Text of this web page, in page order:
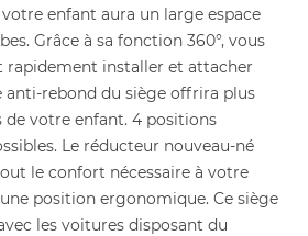
enfant aura un large espace
Grâce à sa fonction 360°, vous
rapidement installer et attacher
anti-rebond du siège offrira plus
de votre enfant. 4 positions
Le réducteur nouveau-né
le confort nécessaire à votre
position ergonomique. Ce siège
les voitures disposant du